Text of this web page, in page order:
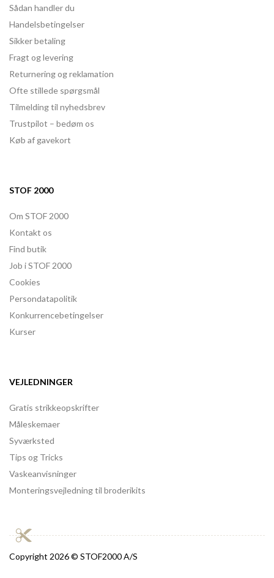
Sådan handler du
Handelsbetingelser
Sikker betaling
Fragt og levering
Returnering og reklamation
Ofte stillede spørgsmål
Tilmelding til nyhedsbrev
Trustpilot – bedøm os
Køb af gavekort
STOF 2000
Om STOF 2000
Kontakt os
Find butik
Job i STOF 2000
Cookies
Persondatapolitik
Konkurrencebetingelser
Kurser
VEJLEDNINGER
Gratis strikkeopskrifter
Måleskemaer
Syværksted
Tips og Tricks
Vaskeanvisninger
Monteringsvejledning til broderikits
Copyright 2026 © STOF2000 A/S